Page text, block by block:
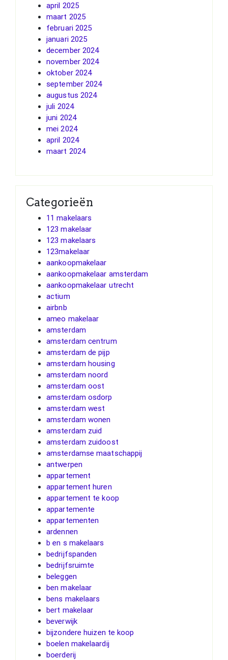
april 2025
maart 2025
februari 2025
januari 2025
december 2024
november 2024
oktober 2024
september 2024
augustus 2024
juli 2024
juni 2024
mei 2024
april 2024
maart 2024
Categorieën
11 makelaars
123 makelaar
123 makelaars
123makelaar
aankoopmakelaar
aankoopmakelaar amsterdam
aankoopmakelaar utrecht
actium
airbnb
ameo makelaar
amsterdam
amsterdam centrum
amsterdam de pijp
amsterdam housing
amsterdam noord
amsterdam oost
amsterdam osdorp
amsterdam west
amsterdam wonen
amsterdam zuid
amsterdam zuidoost
amsterdamse maatschappij
antwerpen
appartement
appartement huren
appartement te koop
appartemente
appartementen
ardennen
b en s makelaars
bedrijfspanden
bedrijfsruimte
beleggen
ben makelaar
bens makelaars
bert makelaar
beverwijk
bijzondere huizen te koop
boelen makelaardij
boerderij